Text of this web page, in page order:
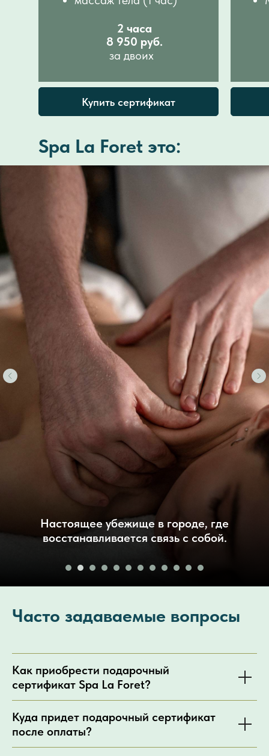
2 часа
8 950 руб.
за двоих
Купить сертификат
Spa La Foret это:
Ключ к миру гармонии и удовольствия.
Часто задаваемые вопросы
Как приобрести подарочный
сертификат Spa La Foret?
Куда придет подарочный сертификат
после оплаты?